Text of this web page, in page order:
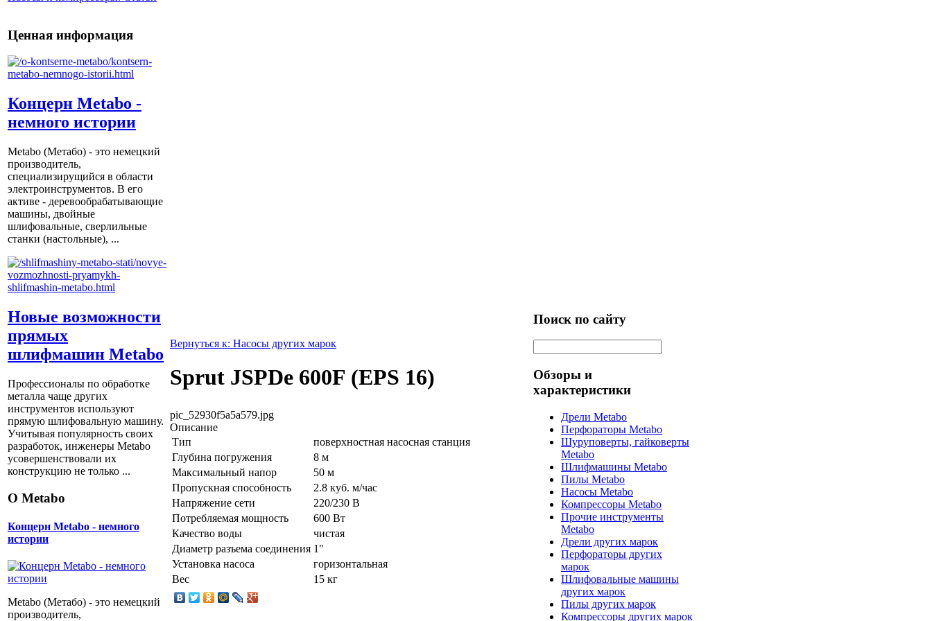
Ценная информация
Концерн Metabo -
немного истории
Metabo (Метабо) - это немецкий
производитель,
специализирущийся в области
электроинструментов. В его
активе - деревообрабатывающие
машины, двойные
шлифовальные, сверлильные
станки (настольные), ...
Новые возможности
прямых
шлифмашин Metabo
Профессионалы по обработке
металла чаще других
инструментов используют
прямую шлифовальную машину.
Учитывая популярность своих
разработок, инженеры Metabo
усовершенствовали их
конструкцию не только ...
О Metabo
Концерн Metabo - немного
истории
Metabo (Метабо) - это немецкий
производитель,
Вернуться к: Насосы других марок
Sprut JSPDe 600F (EPS 16)
pic_52930f5a5a579.jpg
Описание
Тип
поверхностная насосная станция
Глубина погружения
8 м
Максимальный напор
50 м
Пропускная способность
2.8 куб. м/час
Напряжение сети
220/230 В
Потребляемая мощность
600 Вт
Качество воды
чистая
Диаметр разъема соединения 1"
Установка насоса
горизонтальная
Вес
15 кг
Поиск по сайту
Обзоры и
характеристики
Дрели Metabo
Перфораторы Metabo
Шуруповерты, гайковерты
Metabo
Шлифмашины Metabo
Пилы Metabo
Насосы Metabo
Компрессоры Metabo
Прочие инструменты
Metabo
Дрели других марок
Перфораторы других
марок
Шлифовальные машины
других марок
Пилы других марок
Компрессоры других марок